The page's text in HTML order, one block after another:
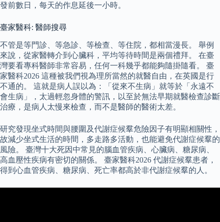
發前數日，每天的作息延後一小時。
臺家醫科: 醫師搜尋
不管是等門診、等急診、等檢查、等住院，都相當漫長。 舉例
來說，從家醫轉介到心臟科，平均等待時間是兩個禮拜。 在臺
灣要看專科醫師非常容易，任何一科幾乎都能夠隨掛隨看。 臺
家醫科2026 這種被我們視為理所當然的就醫自由，在英國是行
不通的。 這就是病人誤以為：「從來不生病」就等於「永遠不
會生病」，太過輕忽身體的警訊，以至於無法早期就醫檢查診斷
治療，是病人太慢來檢查，而不是醫師的醫術太差。
研究發現坐式時間與腰圍及代謝症候羣危險因子有明顯相關性，
故減少坐式生活的時間，多走路多活動，也能避免代謝症候羣的
風險。 臺灣十大死因中常見的腦血管疾病、心臟病、糖尿病、
高血壓性疾病有密切的關係。 臺家醫科2026 代謝症候羣患者，
得到心血管疾病、糖尿病、死亡率都高於非代謝症候羣的人。